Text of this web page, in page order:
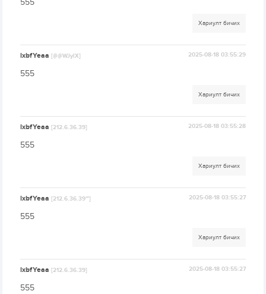
555
Хариулт бичих
lxbfYeaa[@@WJylX] 2025-08-18 03:55:29
555
Хариулт бичих
lxbfYeaa[212.6.36.39] 2025-08-18 03:55:28
555
Хариулт бичих
lxbfYeaa[212.6.36.39'"] 2025-08-18 03:55:27
555
Хариулт бичих
lxbfYeaa[212.6.36.39] 2025-08-18 03:55:27
555